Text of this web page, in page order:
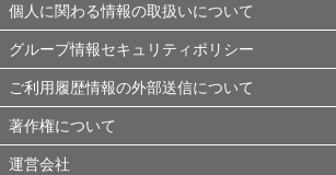
個人に関わる情報の取扱いについて
グループ情報セキュリティポリシー
ご利用履歴情報の外部送信について
著作権について
運営会社